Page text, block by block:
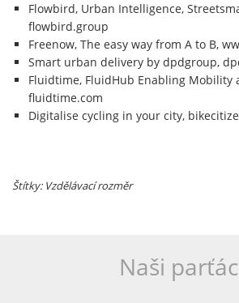
Flowbird, Urban Intelligence,
flowbird.group
Freenow, The easy way from A to B,
Smart urban delivery by dpdgroup,
Fluidtime, FluidHub Enabling Mobility
fluidtime.com
Digitalise cycling in your city,
Štítky: Vzdělávací rozměr
Naši